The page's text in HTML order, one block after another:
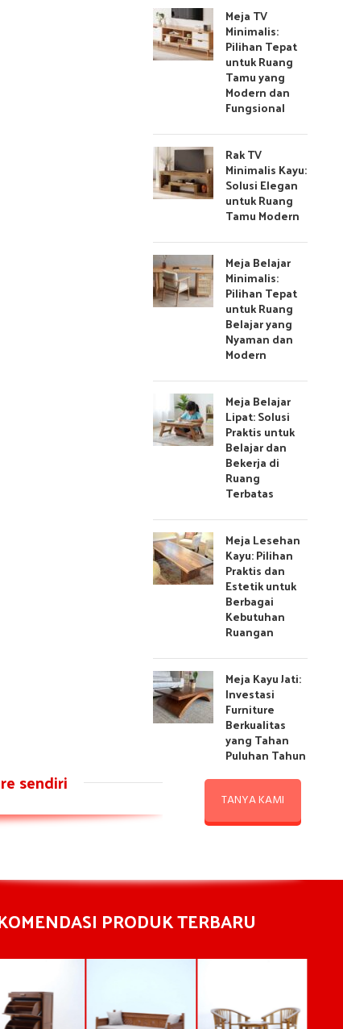
Meja TV
Minimalis:
Pilihan Tepat
untuk Ruang
Tamu yang
Modern dan
Fungsional
Rak TV
Minimalis Kayu:
Solusi Elegan
untuk Ruang
Tamu Modern
Meja Belajar
Minimalis:
Pilihan Tepat
untuk Ruang
Belajar yang
Nyaman dan
Modern
Meja Belajar
Lipat: Solusi
Praktis untuk
Belajar dan
Bekerja di
Ruang
Terbatas
Meja Lesehan
Kayu: Pilihan
Praktis dan
Estetik untuk
Berbagai
Kebutuhan
Ruangan
Meja Kayu Jati:
Investasi
Furniture
Berkualitas
yang Tahan
Puluhan Tahun
sendiri
TANYA KAMI
PRODUK TERBARU